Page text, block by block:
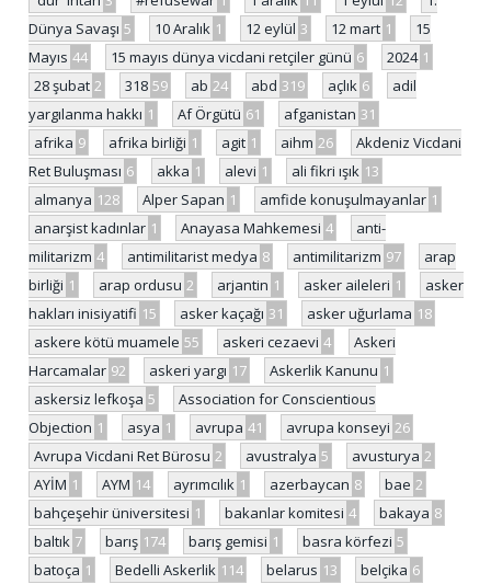
Dünya Savaşı 5 10 Aralık 1 12 eylül 3 12 mart 1
15
Mayıs 44 15 mayıs dünya vicdani retçiler günü 6 2024 1
28 şubat 2 318 59 ab 24 abd 319 açlık 6
adil
yargılanma hakkı 1 Af Örgütü 61 afganistan 31
afrika 9 afrika birliği 1 agit 1 aihm 26
Akdeniz Vicdani
Ret Buluşması 6 akka 1 alevi 1 ali fikri ışık 13
almanya 128 Alper Sapan 1 amfide konuşulmayanlar 1
anarşist kadınlar 1 Anayasa Mahkemesi 4
anti-
militarizm 4 antimilitarist medya 8 antimilitarizm 97
arap
birliği 1 arap ordusu 2 arjantin 1 asker aileleri 1
asker
hakları inisiyatifi 15 asker kaçağı 31 asker uğurlama 18
askere kötü muamele 55 askeri cezaevi 4
Askeri
Harcamalar 92 askeri yargı 17 Askerlik Kanunu 1
askersiz lefkoşa 5
Association for Conscientious
Objection 1 asya 1 avrupa 41 avrupa konseyi 26
Avrupa Vicdani Ret Bürosu 2 avustralya 5 avusturya 2
AYİM 1 AYM 14 ayrımcılık 1 azerbaycan 8 bae 2
bahçeşehir üniversitesi 1 bakanlar komitesi 4 bakaya 8
baltık 7 barış 174 barış gemisi 1 basra körfezi 5
batoça 1 Bedelli Askerlik 114 belarus 13 belçika 6